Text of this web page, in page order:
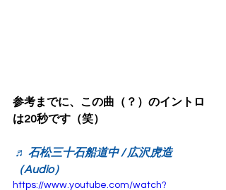
参考までに、この曲（？）のイントロ
は20秒です（笑）
♬ 石松三十石船道中 / 広沢虎造
（Audio）
https://www.youtube.com/watch?